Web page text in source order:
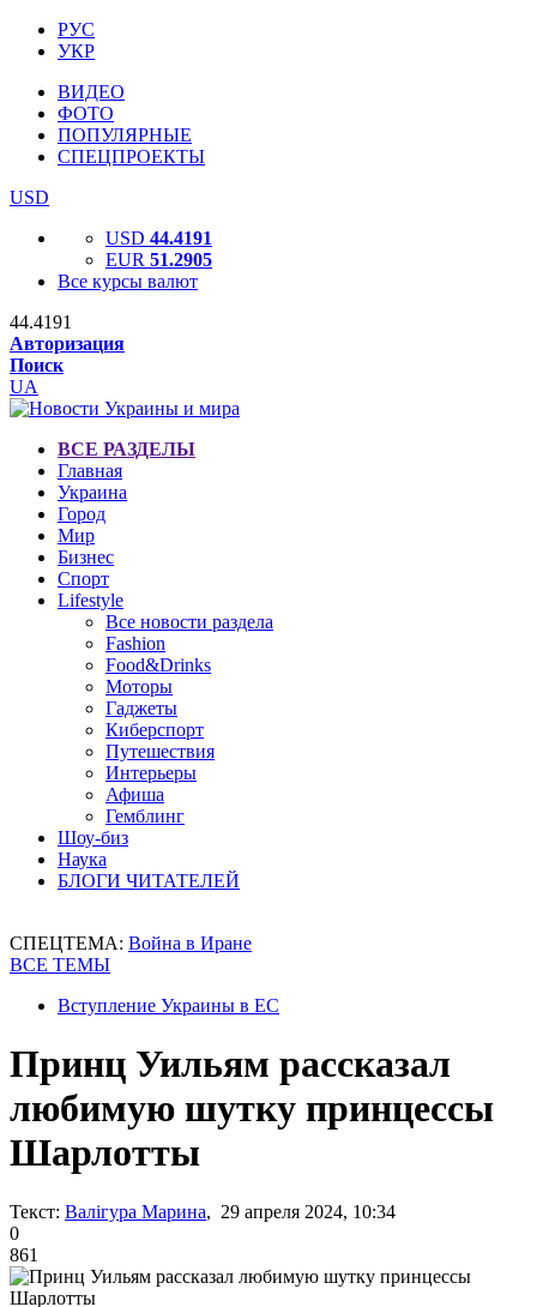
РУС
УКР
ВИДЕО
ФОТО
ПОПУЛЯРНЫЕ
СПЕЦПРОЕКТЫ
USD
USD 44.4191
EUR 51.2905
Все курсы валют
44.4191
Авторизация
Поиск
UA
ВСЕ РАЗДЕЛЫ
Главная
Украина
Город
Мир
Бизнес
Спорт
Lifestyle
Все новости раздела
Fashion
Food&Drinks
Моторы
Гаджеты
Киберспорт
Путешествия
Интерьеры
Афиша
Гемблинг
Шоу-биз
Наука
БЛОГИ ЧИТАТЕЛЕЙ
СПЕЦТЕМА: Война в Иране
ВСЕ ТЕМЫ
Вступление Украины в ЕС
Принц Уильям рассказал
любимую шутку принцессы
Шарлотты
Текст: Валігура Марина, 29 апреля 2024, 10:34
0
861